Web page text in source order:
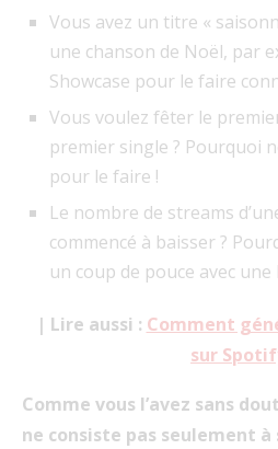
Vous avez un titre «
une chanson de Noël, par
Showcase pour le faire
Vous voulez fêter le
premier single ? Pourquoi
pour le faire !
Le nombre de streams
commencé à baisser ?
un coup de pouce avec
| Lire aussi : Comment
sur
Comme vous l’avez sans
ne consiste pas seulement